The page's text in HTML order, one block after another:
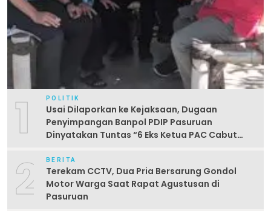
1 POLITIK
Usai Dilaporkan ke Kejaksaan, Dugaan
Penyimpangan Banpol PDIP Pasuruan
Dinyatakan Tuntas “6 Eks Ketua PAC Cabut
2 BERITA
Terekam CCTV, Dua Pria Bersarung Gondol
Motor Warga Saat Rapat Agustusan di
Pasuruan